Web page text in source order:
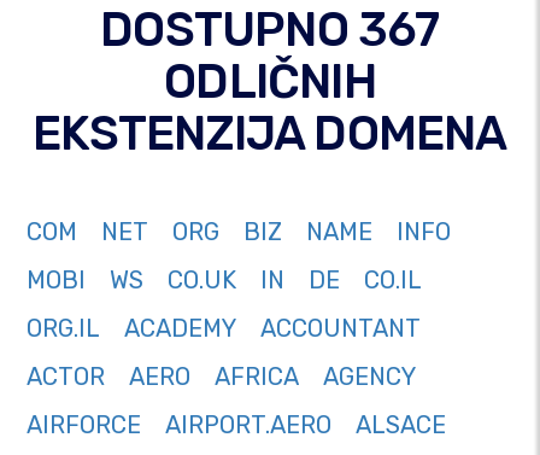
DOSTUPNO 367
ODLIČNIH
EKSTENZIJA DOMENA
COM NET ORG BIZ NAME
INFO
MOBI
WS CO.UK IN DE
CO.IL
ORG.IL
ACADEMY
ACCOUNTANT
ACTOR
AERO AFRICA
AGENCY
AIRFORCE
AIRPORT.AERO
ALSACE